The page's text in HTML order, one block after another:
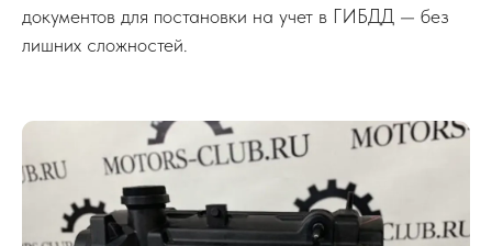
документов для постановки на учет в ГИБДД — без
лишних сложностей.